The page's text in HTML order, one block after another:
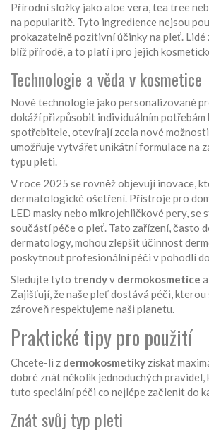
Přírodní složky jako aloe vera, tea tree
na popularitě. Tyto ingredience nejsou
prokazatelně pozitivní účinky na pleť.
blíž přírodě, a to platí i pro jejich
Technologie a věda v kosmetice
Nové technologie jako personalizované
dokáží přizpůsobit individuálním potřebám
spotřebitele, otevírají zcela nové
umožňuje vytvářet unikátní formulace na
typu pleti.
V roce 2025 se rovněž objevují inovace,
dermatologické ošetření. Přístroje pro
LED masky nebo mikrojehličkové pery, se
součástí péče o pleť. Tato zařízení, často
dermatology, mohou zlepšit účinnost
poskytnout profesionální péči v pohodlí
Sledujte tyto trendyv dermokosmetice
Zajišťují, že naše pleť dostává péči, kterou
zároveň respektujeme naši planetu.
Praktické tipy pro použití
Chcete-li z dermokosmetiky získat
dobré znát několik jednoduchých pravidel,
tuto speciální péči co nejlépe začlenit do
Znát svůj typ pleti